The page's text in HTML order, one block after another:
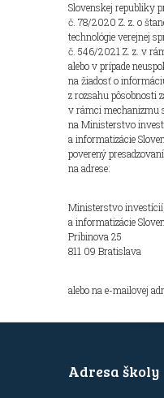
Slovenskej republiky
č. 78/2020 Z. z. o
technológie verejnej
č. 546/2021 Z. z. v
alebo v prípade
na žiadosť o
z rozsahu pôsobnosti
v rámci mechanizmu
na Ministerstvo
a informatizácie
poverený
na adrese:
Ministerstvo
a informatizácie
Pribinova 25
811 09 Bratislava
alebo na e-mailovej
Adresa školy